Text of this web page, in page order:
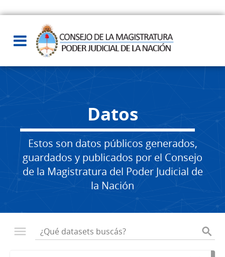
Datos
Estos son datos públicos generados,
guardados y publicados por el Consejo
de la Magistratura del Poder Judicial de
la Nación